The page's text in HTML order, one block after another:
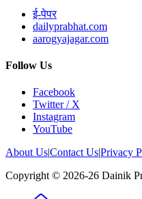
ई-पेपर
dailyprabhat.com
aarogyajagar.com
Follow Us
Facebook
Twitter / X
Instagram
YouTube
About Us|Contact Us|Privacy
Copyright © 2026-26 Dainik